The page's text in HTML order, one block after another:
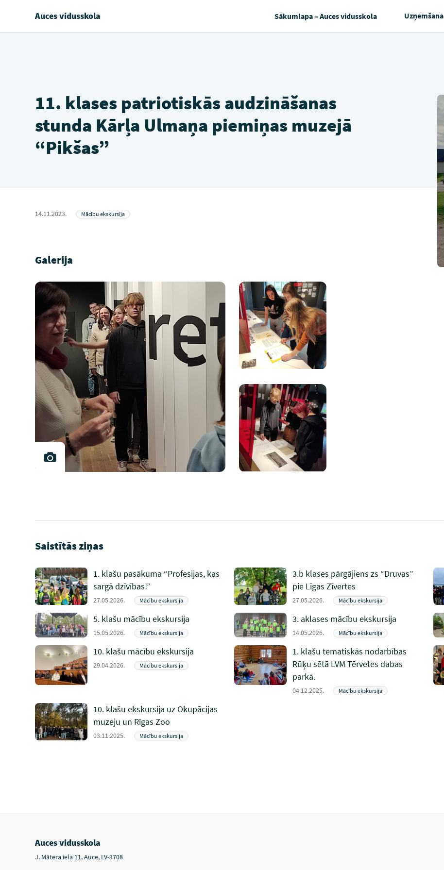
Auces vidusskola Sākumlapa – Auces vidusskola Uzņemšana
11. klases patriotiskās audzināšanas
stunda Kārļa Ulmaņa piemiņas muzejā
“Pikšas”
14.11.2023. Mācību ekskursija
Galerija
Saistītās ziņas
1. klašu pasākuma “Profesijas, kas
sargā dzīvības!”
27.05.2026. Mācību ekskursija
3.b klases pārgājiens zs “Druvas”
pie Līgas Zīvertes
27.05.2026. Mācību ekskursija
5. klašu mācību ekskursija
15.05.2026. Mācību ekskursija
3. aklases mācību ekskursija
14.05.2026. Mācību ekskursija
10. klašu mācību ekskursija
29.04.2026. Mācību ekskursija
1. klašu tematiskās nodarbības
Rūķu sētā LVM Tērvetes dabas
parkā.
04.12.2025. Mācību ekskursija
10. klašu ekskursija uz Okupācijas
muzeju un Rīgas Zoo
03.11.2025. Mācību ekskursija
Auces vidusskola
J. Mātera iela 11, Auce, LV-3708